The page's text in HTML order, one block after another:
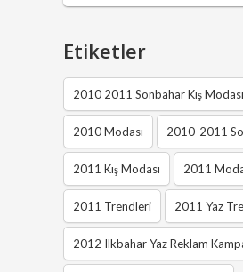
Etiketler
2010 2011 Sonbahar Kış Modası
2010 Modası 2010-2011
2011 Kış Modası 2011
2011 Trendleri 2011 Yaz
2012 Ilkbahar Yaz Reklam